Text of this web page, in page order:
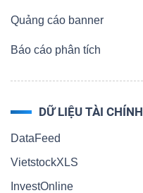
Quảng cáo banner
Báo cáo phân tích
DỮ LIỆU TÀI CHÍNH
DataFeed
VietstockXLS
InvestOnline